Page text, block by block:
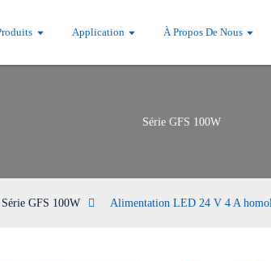
Application À Propos De Nous
Série GFS 100W
Série GFS 100W Alimentation LED 24 V 4 A